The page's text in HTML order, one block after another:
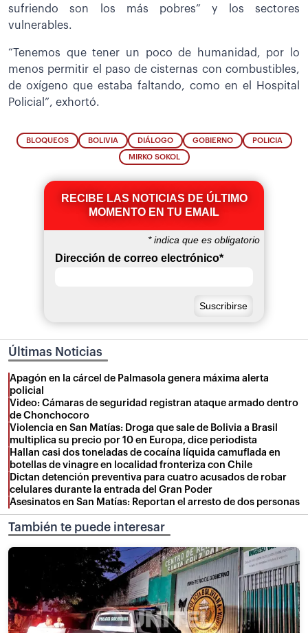
sufriendo son los más pobres” y los sectores
vulnerables.
“Tenemos que tener un poco de humanidad, por lo
menos permitir el paso de cisternas con combustibles,
de oxígeno que estaba faltando, como en el Hospital
Policial”, exhortó.
BLOQUEOS BOLIVIA DIÁLOGO GOBIERNO POLICIA
MIRKO SOKOL
RECIBE LAS NOTICIAS DE ÚLTIMO
MOMENTO EN TU EMAIL
*indica que es obligatorio
Dirección de correo electrónico*
Últimas Noticias
Apagón en la cárcel de Palmasola genera máxima alerta
policial
Video: Cámaras de seguridad registran ataque armado dentro
de Chonchocoro
Violencia en San Matías: Droga que sale de Bolivia a Brasil
multiplica su precio por 10 en Europa, dice periodista
Hallan casi dos toneladas de cocaína líquida camuflada en
botellas de vinagre en localidad fronteriza con Chile
Dictan detención preventiva para cuatro acusados de robar
celulares durante la entrada del Gran Poder
Asesinatos en San Matías: Reportan el arresto de dos personas
También te puede interesar